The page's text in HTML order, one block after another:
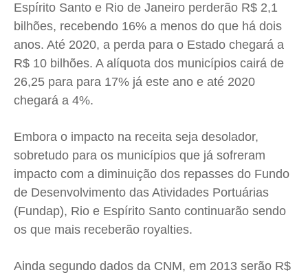
Quem Somos
Expediente
Contato
Termos de Uso
Privacidade
Quem Somos
Expediente
Contato
Termos de Uso
Privacidade
Quem Somos
Expediente
Contato
Termos de Uso
Privacidade
Quem Somos
Expediente
Contato
Termos de Uso
Privacidade
Espírito Santo e Rio de Janeiro perderão R$ 2,1
bilhões, recebendo 16% a menos do que há dois
anos. Até 2020, a perda para o Estado chegará a
R$ 10 bilhões. A alíquota dos municípios cairá de
26,25 para para 17% já este ano e até 2020
chegará a 4%.
Embora o impacto na receita seja desolador,
sobretudo para os municípios que já sofreram
impacto com a diminuição dos repasses do Fundo
de Desenvolvimento das Atividades Portuárias
(Fundap), Rio e Espírito Santo continuarão sendo
os que mais receberão royalties.
Ainda segundo dados da CNM, em 2013 serão R$